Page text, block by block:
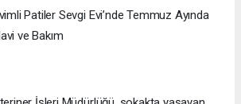
Patiler Sevgi Evi’nde Temmuz Ayında
ve Bakım